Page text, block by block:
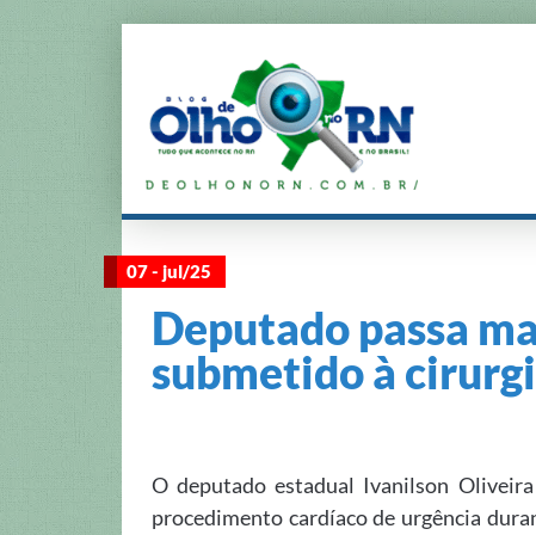
07 - jul/25
Deputado passa
submetido à
O deputado estadual Ivanilson
procedimento cardíaco de urgência